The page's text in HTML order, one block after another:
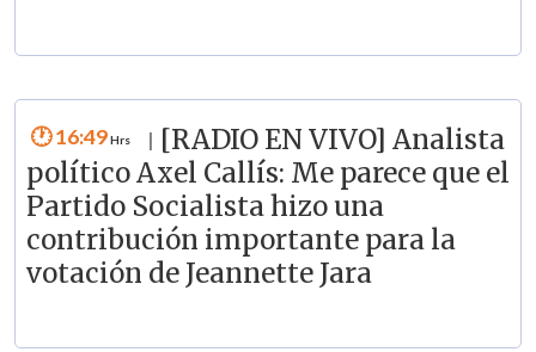
16:49
[RADIO EN VIVO] Analista
político Axel Callís: Me parece que el
Partido Socialista hizo una
contribución importante para la
votación de Jeannette Jara